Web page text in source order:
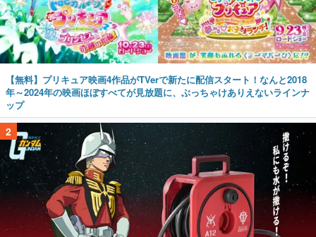
【無料】プリキュア映画4作品がTVerで新たに配信スタート！なんと2018
年～2024年の映画ほぼすべてが見放題に、ぶっちゃけありえないラインナ
ップ
2